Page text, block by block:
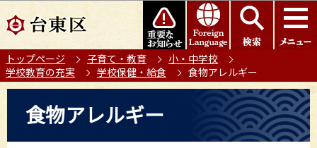
の
ー
ジ
このページの本文へ移動
トップページ 子育て・教育
小・中学校
学校教育の充実
学校保健・給食 食物アレルギー
食物アレルギー